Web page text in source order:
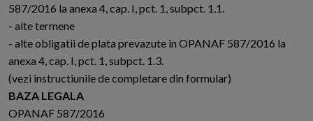
587/2016 la anexa 4, cap. I, pct. 1, subpct. 1.1.
- alte termene
- alte obligatii de plata prevazute in OPANAF 587/2016 la
anexa 4, cap. I, pct. 1, subpct. 1.3.
(vezi instructiunile de completare din formular)
BAZA LEGALA
OPANAF 587/2016